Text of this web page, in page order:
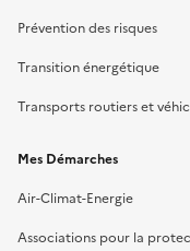
Prévention des risques
Transition énergétique
Transports routiers et
Mes Démarches
Air-Climat-Energie
Associations pour la